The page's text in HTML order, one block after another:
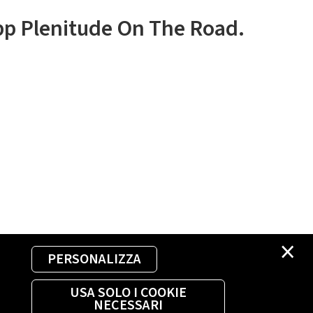
×
PERSONALIZZA
USA SOLO I COOKIE
NECESSARI
Plenitude On The Road.